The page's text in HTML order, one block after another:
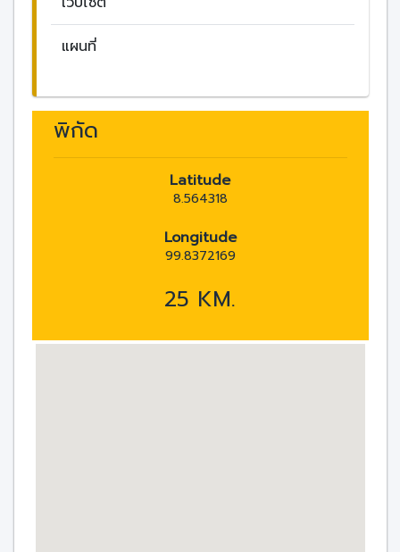
แผนที่
พิกัด
Latitude
8.564318
Longitude
99.8372169
25 KM.